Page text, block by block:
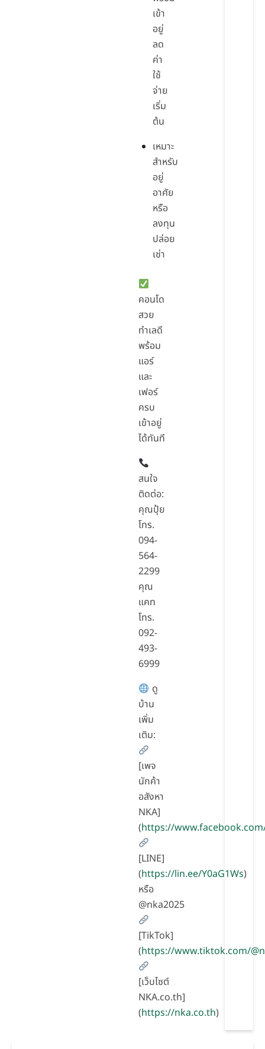
เข้า
อยู่
ลด
ค่า
ใช้
จ่าย
เริ่ม
ต้น
เหมาะ
สำหรับ
อยู่
อาศัย
หรือ
ลงทุน
ปล่อย
เช่า
คอนโด
สวย
ทำเลดี
พร้อม
แอร์
และ
เฟอร์
ครบ
เข้าอยู่
ได้ทันที
สนใจ
ติดต่อ:
คุณปุ้ย
โทร.
094-
564-
2299
คุณ
แคท
โทร.
092-
493-
6999
ดู
บ้าน
เพิ่ม
เติม:
[เพจ
นักค้า
อสังหา
NKA]
(https://
[LINE]
(https://lin.ee/Y0aG1Ws)
หรือ
@nka2025
[TikTok]
(https://www.tiktok.com/
[เว็บไซต์
NKA.co.th]
(https://nka.co.th)